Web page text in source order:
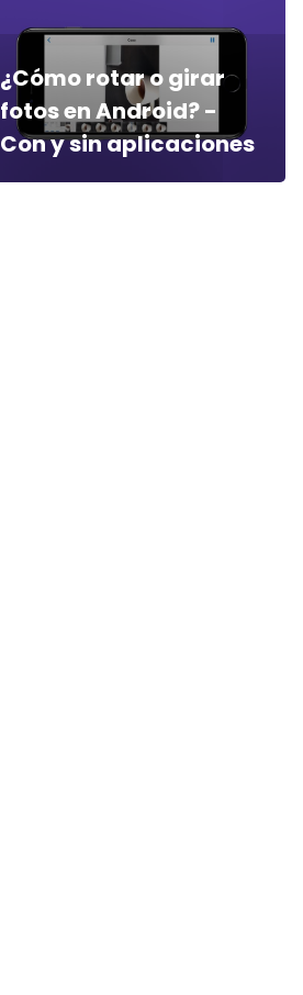
¿Cómo rotar o girar
fotos en Android? -
Con y sin aplicaciones